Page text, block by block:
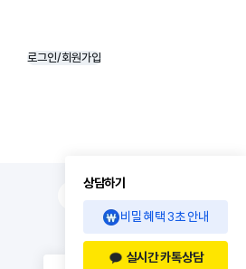
로그인/회원가입
상담하기
비밀 혜택 3초 안내
실시간 카톡상담